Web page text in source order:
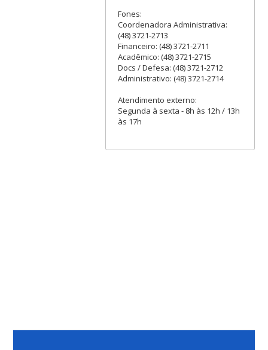
Fones:
Coordenadora Administrativa:
(48) 3721-2713
Financeiro: (48) 3721-2711
Acadêmico: (48) 3721-2715
Docs / Defesa: (48) 3721-2712
Administrativo: (48) 3721-2714
Atendimento externo:
Segunda à sexta - 8h às 12h / 13h
às 17h